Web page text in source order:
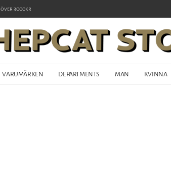
över 3000kr
VARUMÄRKEN DEPARTMENTS MAN KVINNA